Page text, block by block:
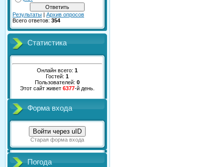
Результаты | Архив опросов
Всего ответов: 354
Статистика
Онлайн всего: 1
Гостей: 1
Пользователей: 0
Этот сайт живет 6377-й день.
Форма входа
Войти через uID
Старая форма входа
Погода